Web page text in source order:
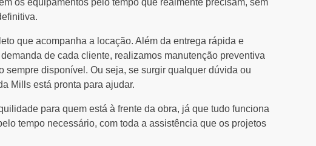
que acompanha a locação. Além da entrega rápida e
de cada cliente, realizamos manutenção preventiva
sempre disponível. Ou seja, se surgir qualquer dúvida ou
Mills está pronta para ajudar.
para quem está à frente da obra, já que tudo funciona
tempo necessário, com toda a assistência que os projetos